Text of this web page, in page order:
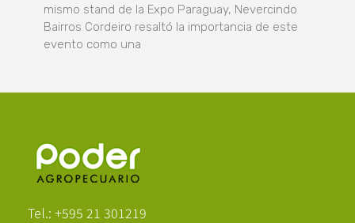
mismo stand de la Expo Paraguay, Nevercindo
Bairros Cordeiro resaltó la importancia de este
evento como una
Tel.: +595 21 301219